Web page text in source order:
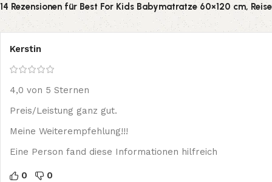
14 Rezensionen für Best For Kids Babymatratze 60×120 cm,
Kerstin
4,0 von 5 Sternen
Preis/Leistung ganz gut.
Meine Weiterempfehlung!!!
Eine Person fand diese Informationen hilfreich
0 0